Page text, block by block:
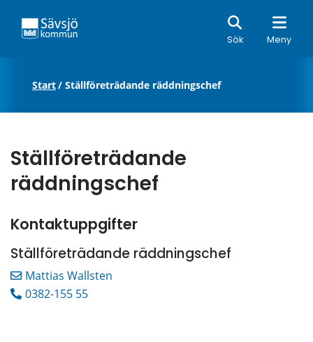
Sök Meny
Sök
Start/ Ställföreträdande räddningschef
Ställföreträdande
räddningschef
Kontaktuppgifter
Ställföreträdande räddningschef
Mattias Wallsten
0382-155 55